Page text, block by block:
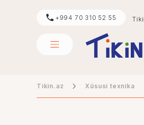
+994 70 310 52 55
Tikin.az Xüsusi texnika